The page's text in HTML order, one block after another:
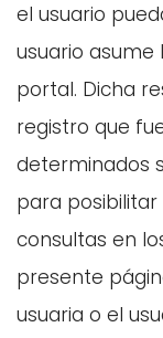
el usuario
usuario asume
portal. Dicha
registro que
determinados
para
consultas en
presente
usuaria o el